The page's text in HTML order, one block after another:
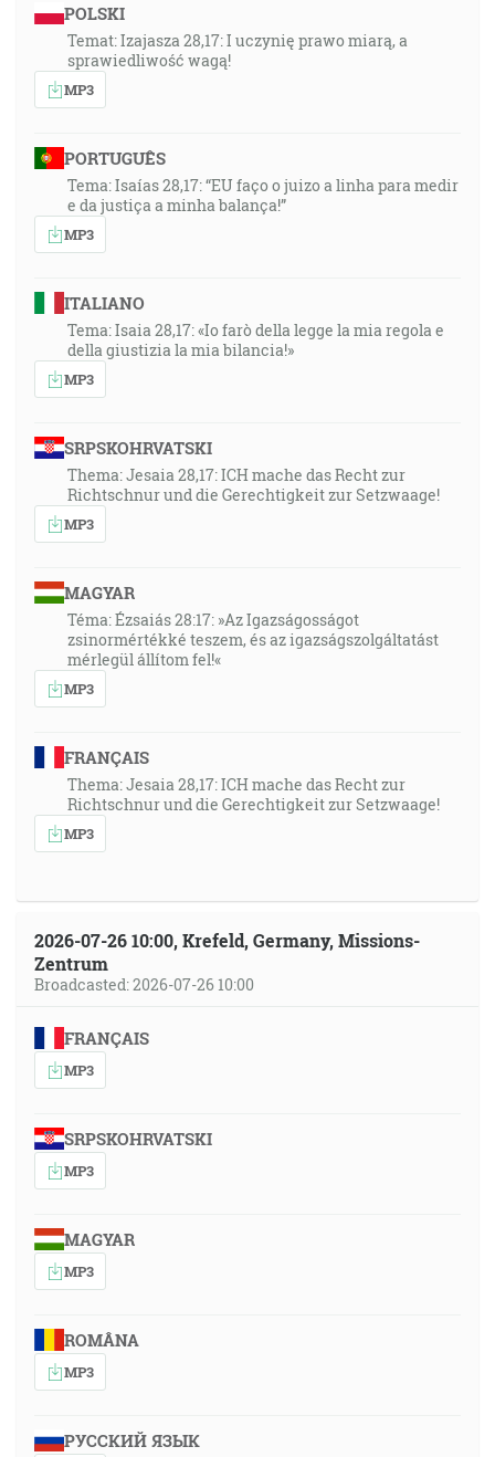
POLSKI
Temat: Izajasza 28,17: I uczynię prawo miarą, a
sprawiedliwość wagą!
MP3
PORTUGUÊS
Tema: Isaías 28,17: “EU faço o juizo a linha para medir
e da justiça a minha balança!”
MP3
ITALIANO
Tema: Isaia 28,17: «Io farò della legge la mia regola e
della giustizia la mia bilancia!»
MP3
SRPSKOHRVATSKI
Thema: Jesaia 28,17: ICH mache das Recht zur
Richtschnur und die Gerechtigkeit zur Setzwaage!
MP3
MAGYAR
Téma: Ézsaiás 28:17: »Az Igazságosságot
zsinormértékké teszem, és az igazságszolgáltatást
mérlegül állítom fel!«
MP3
FRANÇAIS
Thema: Jesaia 28,17: ICH mache das Recht zur
Richtschnur und die Gerechtigkeit zur Setzwaage!
MP3
2026-07-26 10:00, Krefeld, Germany, Missions-
Zentrum
Broadcasted: 2026-07-26 10:00
FRANÇAIS
MP3
SRPSKOHRVATSKI
MP3
MAGYAR
MP3
ROMÂNA
MP3
РУССКИЙ ЯЗЫК